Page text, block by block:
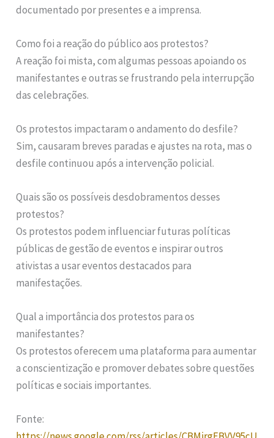
documentado por presentes e a imprensa.
Como foi a reação do público aos protestos?
A reação foi mista, com algumas pessoas apoiando os
manifestantes e outras se frustrando pela interrupção
das celebrações.
Os protestos impactaram o andamento do desfile?
Sim, causaram breves paradas e ajustes na rota, mas o
desfile continuou após a intervenção policial.
Quais são os possíveis desdobramentos desses
protestos?
Os protestos podem influenciar futuras políticas
públicas de gestão de eventos e inspirar outros
ativistas a usar eventos destacados para
manifestações.
Qual a importância dos protestos para os
manifestantes?
Os protestos oferecem uma plataforma para aumentar
a conscientização e promover debates sobre questões
políticas e sociais importantes.
Fonte: